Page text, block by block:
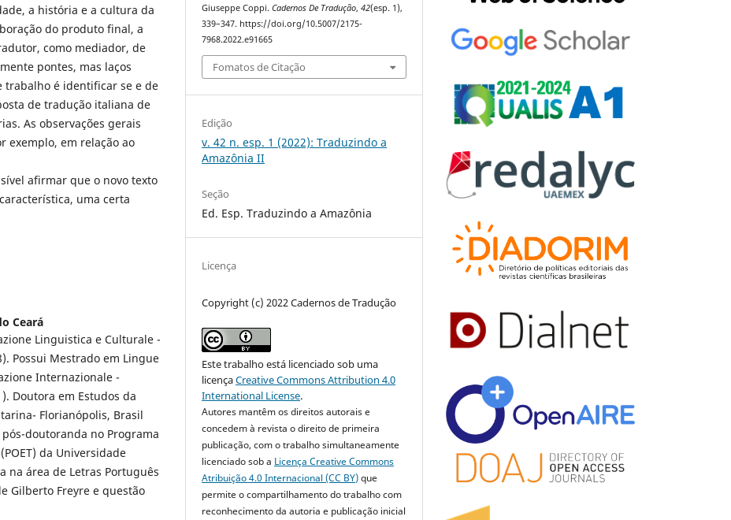
a história e a cultura da
do produto final, a
como mediador, de
pontes, mas laços
trabalho é identificar se e de
de tradução italiana de
As observações gerais
exemplo, em relação ao
afirmar que o novo texto
uma certa
Ceará
Linguistica e Culturale -
Possui Mestrado em Lingue
Internazionale -
Doutora em Estudos da
Florianópolis, Brasil
doutoranda no Programa
da Universidade
na área de Letras Português
Gilberto Freyre e questão
Giuseppe Coppi.Cadernos De Tradução,42(esp. 1),
339–347. https://doi.org/10.5007/2175-
7968.2022.e91665
Fomatos de Citação
Edição
v. 42 n. esp. 1 (2022): Traduzindo a
Amazônia II
Seção
Ed. Esp. Traduzindo a Amazônia
Licença
Copyright (c) 2022 Cadernos de Tradução
Este trabalho está licenciado sob uma
licençaCreative Commons Attribution 4.0
International License.
Autores mantêm os direitos autorais e
concedem à revista o direito de primeira
publicação, com o trabalho simultaneamente
licenciado sob a Licença Creative Commons
Atribuição 4.0 Internacional (CC BY)que
permite o compartilhamento do trabalho com
reconhecimento da autoria e publicação inicial